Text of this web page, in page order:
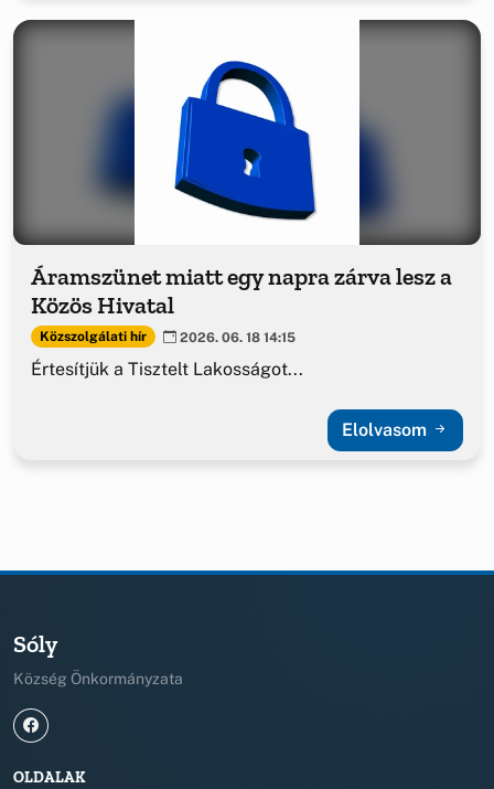
Áramszünet miatt egy napra zárva lesz a
Közös Hivatal
Közszolgálati hír 2026. 06. 18 14:15
Értesítjük a Tisztelt Lakosságot...
Elolvasom
Sóly
Község Önkormányzata
OLDALAK